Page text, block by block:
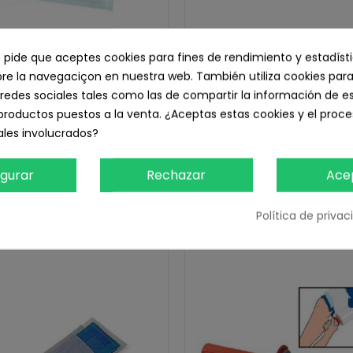
Relief blanca 26 x 30 cm. 1
unidad
7,20 € IVA inc.
5,95 € sin IVA
Añadir Al Carrito
Rapid Relief Azul 15 x 26
2,90 € IVA inc.
Añadir Al Carrito
pide que aceptes cookies para fines de rendimiento y
la navegaciçon en nuestra web. También utiliza cookies
sociales tales como las de compartir la información de
puestos a la venta. ¿Aceptas estas cookies y el
involucrados?
Rechazar
Política de